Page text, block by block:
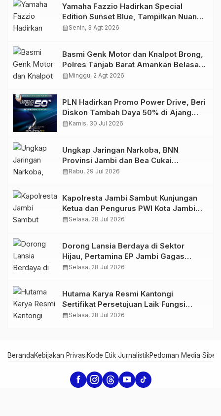
Yamaha Fazzio Hadirkan Special
Edition Sunset Blue, Tampilkan Nuansa
Retro Summer yang Semakin Skena
calendar_monthSenin, 3 Agt 2026
Basmi Genk Motor dan Knalpot Brong,
Polres Tanjab Barat Amankan Belasan
Kendaraan
calendar_monthMinggu, 2 Agt 2026
PLN Hadirkan Promo Power Drive, Beri
Diskon Tambah Daya 50% di Ajang
GIIAS 2026
calendar_monthKamis, 30 Jul 2026
Ungkap Jaringan Narkoba, BNN
Provinsi Jambi dan Bea Cukai
Amankan Sembilan Pelaku beserta
calendar_monthRabu, 29 Jul 2026
Kapolresta Jambi Sambut Kunjungan
Ketua dan Pengurus PWI Kota Jambi
Perkuat Sinergi dan Kolaborasi
calendar_monthSelasa, 28 Jul 2026
Dorong Lansia Berdaya di Sektor
Hijau, Pertamina EP Jambi Gagas
Lansiapreneur Batik Eco-Print
calendar_monthSelasa, 28 Jul 2026
Hutama Karya Resmi Kantongi
Sertifikat Persetujuan Laik Fungsi
Struktur Jembatan Musi V Tol
calendar_monthSelasa, 28 Jul 2026
BerandaKebijakan PrivasiKode Etik JurnalistikPedoman Media Siber